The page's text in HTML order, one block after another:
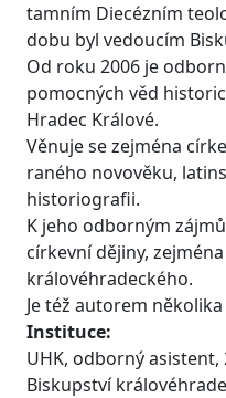
tamním Diecézním
dobu byl vedoucím
Od roku 2006 je
pomocných věd
Hradec Králové.
Věnuje se zejména
raného novověku,
historiografii.
K jeho odborným
církevní dějiny,
královéhradeckého.
Je též autorem
Instituce:
UHK, odborný asistent,
Biskupství